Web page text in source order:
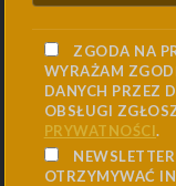
ZGODA NA
WYRAŻAM
DANYCH PRZEZ
OBSŁUGI
PRYWATNOŚCI.
OTRZYMYWAĆ